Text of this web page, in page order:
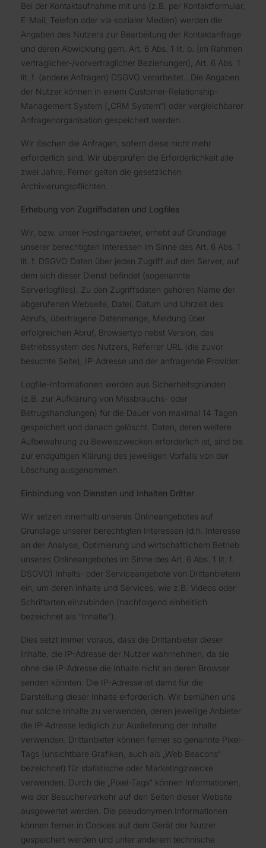
Bei der Kontaktaufnahme mit uns (z.B. per Kontaktformular,
E-Mail, Telefon oder via sozialer Medien) werden die
Angaben des Nutzers zur Bearbeitung der Kontaktanfrage
und deren Abwicklung gem. Art. 6 Abs. 1 lit. b. (im Rahmen
vertraglicher-/vorvertraglicher Beziehungen), Art. 6 Abs. 1
lit. f. (andere Anfragen) DSGVO verarbeitet.. Die Angaben
der Nutzer können in einem Customer-Relationship-
Management System („CRM System“) oder vergleichbarer
Anfragenorganisation gespeichert werden.
Wir löschen die Anfragen, sofern diese nicht mehr
erforderlich sind. Wir überprüfen die Erforderlichkeit alle
zwei Jahre; Ferner gelten die gesetzlichen
Archivierungspflichten.
Erhebung von Zugriffsdaten und Logfiles
Wir, bzw. unser Hostinganbieter, erhebt auf Grundlage
unserer berechtigten Interessen im Sinne des Art. 6 Abs. 1
lit. f. DSGVO Daten über jeden Zugriff auf den Server, auf
dem sich dieser Dienst befindet (sogenannte
Serverlogfiles). Zu den Zugriffsdaten gehören Name der
abgerufenen Webseite, Datei, Datum und Uhrzeit des
Abrufs, übertragene Datenmenge, Meldung über
erfolgreichen Abruf, Browsertyp nebst Version, das
Betriebssystem des Nutzers, Referrer URL (die zuvor
besuchte Seite), IP-Adresse und der anfragende Provider.
Logfile-Informationen werden aus Sicherheitsgründen
(z.B. zur Aufklärung von Missbrauchs- oder
Betrugshandlungen) für die Dauer von maximal 14 Tagen
gespeichert und danach gelöscht. Daten, deren weitere
Aufbewahrung zu Beweiszwecken erforderlich ist, sind bis
zur endgültigen Klärung des jeweiligen Vorfalls von der
Löschung ausgenommen.
Einbindung von Diensten und Inhalten Dritter
Wir setzen innerhalb unseres Onlineangebotes auf
Grundlage unserer berechtigten Interessen (d.h. Interesse
an der Analyse, Optimierung und wirtschaftlichem Betrieb
unseres Onlineangebotes im Sinne des Art. 6 Abs. 1 lit. f.
DSGVO) Inhalts- oder Serviceangebote von Drittanbietern
ein, um deren Inhalte und Services, wie z.B. Videos oder
Schriftarten einzubinden (nachfolgend einheitlich
bezeichnet als “Inhalte”).
Dies setzt immer voraus, dass die Drittanbieter dieser
Inhalte, die IP-Adresse der Nutzer wahrnehmen, da sie
ohne die IP-Adresse die Inhalte nicht an deren Browser
senden könnten. Die IP-Adresse ist damit für die
Darstellung dieser Inhalte erforderlich. Wir bemühen uns
nur solche Inhalte zu verwenden, deren jeweilige Anbieter
die IP-Adresse lediglich zur Auslieferung der Inhalte
verwenden. Drittanbieter können ferner so genannte Pixel-
Tags (unsichtbare Grafiken, auch als „Web Beacons“
bezeichnet) für statistische oder Marketingzwecke
verwenden. Durch die „Pixel-Tags“ können Informationen,
wie der Besucherverkehr auf den Seiten dieser Website
ausgewertet werden. Die pseudonymen Informationen
können ferner in Cookies auf dem Gerät der Nutzer
gespeichert werden und unter anderem technische